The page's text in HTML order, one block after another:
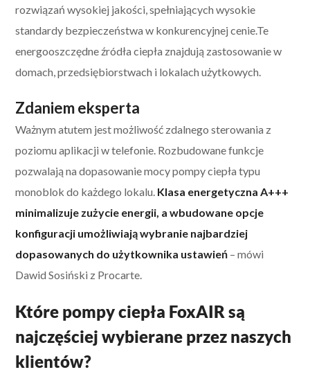
rozwiązań wysokiej jakości, spełniających wysokie
standardy bezpieczeństwa w konkurencyjnej cenie.Te
energooszczędne źródła ciepła znajdują zastosowanie w
domach, przedsiębiorstwach i lokalach użytkowych.
Zdaniem eksperta
Ważnym atutem jest możliwość zdalnego sterowania z
poziomu aplikacji w telefonie. Rozbudowane funkcje
pozwalają na dopasowanie mocy pompy ciepła typu
monoblok do każdego lokalu. Klasa energetyczna A+++
minimalizuje zużycie energii, a wbudowane opcje
konfiguracji umożliwiają wybranie najbardziej
dopasowanych do użytkownika ustawień – mówi
Dawid Sosiński z Procarte.
Które pompy ciepła FoxAIR są
najczęściej wybierane przez naszych
klientów?